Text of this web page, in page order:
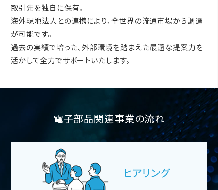
取引先を独自に保有。
海外現地法人との連携により、全世界の流通市場から調達
が可能です。
過去の実績で培った、外部環境を踏まえた最適な提案力を
活かして全力でサポートいたします。
電子部品関連事業の流れ